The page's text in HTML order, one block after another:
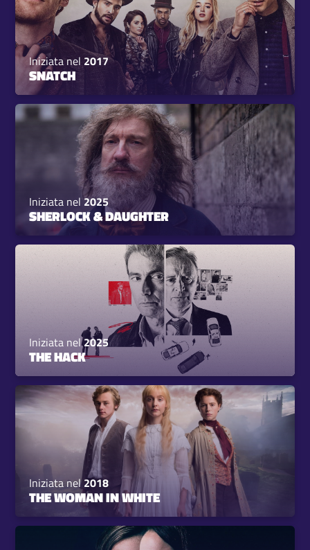
Iniziata nel 2017
SNATCH
Iniziata nel2025
SHERLOCK & DAUGHTER
Iniziata nel2025
THE HACK
Iniziata nel2018
THE WOMAN IN WHITE